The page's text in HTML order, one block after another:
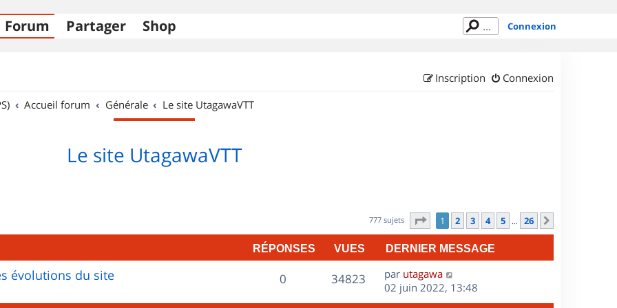
Forum Partager Shop Connexion
Connexion
Inscription
Accueil forum Générale Le site UtagawaVTT
Le site UtagawaVTT
777 sujets Page sur26
1 2 3 4 5 … 26
RÉPONSES VUES DERNIER MESSAGE
évolutions du site 0R
é
34823V
u
D
e
r
par utagawa
02 juin 2022, 13:48